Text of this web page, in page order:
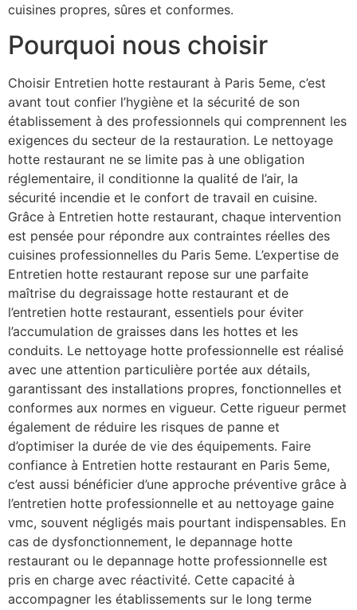
cuisines propres, sûres et conformes.
Pourquoi nous choisir
Choisir Entretien hotte restaurant à Paris 5eme, c’est
avant tout confier l’hygiène et la sécurité de son
établissement à des professionnels qui comprennent les
exigences du secteur de la restauration. Le nettoyage
hotte restaurant ne se limite pas à une obligation
réglementaire, il conditionne la qualité de l’air, la
sécurité incendie et le confort de travail en cuisine.
Grâce à Entretien hotte restaurant, chaque intervention
est pensée pour répondre aux contraintes réelles des
cuisines professionnelles du Paris 5eme. L’expertise de
Entretien hotte restaurant repose sur une parfaite
maîtrise du degraissage hotte restaurant et de
l’entretien hotte restaurant, essentiels pour éviter
l’accumulation de graisses dans les hottes et les
conduits. Le nettoyage hotte professionnelle est réalisé
avec une attention particulière portée aux détails,
garantissant des installations propres, fonctionnelles et
conformes aux normes en vigueur. Cette rigueur permet
également de réduire les risques de panne et
d’optimiser la durée de vie des équipements. Faire
confiance à Entretien hotte restaurant en Paris 5eme,
c’est aussi bénéficier d’une approche préventive grâce à
l’entretien hotte professionnelle et au nettoyage gaine
vmc, souvent négligés mais pourtant indispensables. En
cas de dysfonctionnement, le depannage hotte
restaurant ou le depannage hotte professionnelle est
pris en charge avec réactivité. Cette capacité à
accompagner les établissements sur le long terme